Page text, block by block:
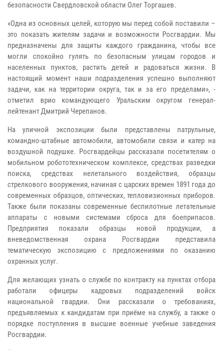
безопасности Свердловской области Олег Торгашев.
«Одна из основных целей, которую мы перед собой поставили –
это показать жителям задачи и возможности Росгвардии. Мы
предназначены для защиты каждого гражданина, чтобы все
могли спокойно гулять по безопасным улицам городов и
населенных пунктов, растить детей и радоваться жизни. В
настоящий момент наши подразделения успешно выполняют
задачи, как на территории округа, так и за его пределами», -
отметил врио командующего Уральским округом генерал-
лейтенант Дмитрий Черепанов.
На уличной экспозиции были представлены патрульные,
командно-штабные автомобили, автомобили связи и катер на
воздушной подушке. Росгвардейцы рассказали посетителям о
мобильном робототехническом комплексе, средствах разведки
поиска, средствах нелетального воздействия, образцы
стрелкового вооружения, начиная с царских времен 1891 года до
современных образцов, оптических, тепловизионных приборов.
Также были показаны современные беспилотные летательные
аппараты с новыми системами сброса для боеприпасов.
Предприятия показали образцы новой продукции, а
вневедомственная охрана Росгвардии представила
тематическую экспозицию с предложениями по оказанию
охранных услуг.
Для желающих узнать о службе по контракту на пунктах отбора
работали офицеры кадровых подразделений войск
национальной гвардии. Они рассказали о требованиях,
предъявляемых к кандидатам при приёме на службу, а также о
порядке поступления в высшие военные учебные заведения
Росгвардии.